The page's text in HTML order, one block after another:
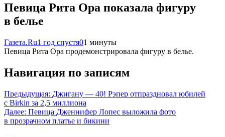
Певица Рита Ора показала фигуру
в белье
Газета.Ru1 год спустя01 минуты
Певица Рита Ора продемонстрировала фигуру в белье.
Навигация по записям
Предыдущая: Джигану — 40! Рэпер отпраздновал юбилей
с Birkin за 2,5 миллиона
Далее: Певица Дженнифер Лопес выложила фото
в прозрачном платье и бикини